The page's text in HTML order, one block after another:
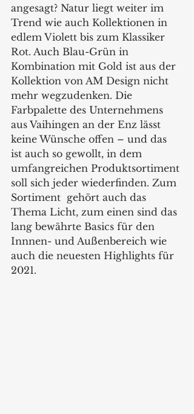
angesagt? Natur liegt weiter im
Trend wie auch Kollektionen in
edlem Violett bis zum Klassiker
Rot. Auch Blau-Grün in
Kombination mit Gold ist aus der
Kollektion von AM Design nicht
mehr wegzudenken. Die
Farbpalette des Unternehmens
aus Vaihingen an der Enz lässt
keine Wünsche offen – und das
ist auch so gewollt, in dem
umfangreichen Produktsortiment
soll sich jeder wiederfinden. Zum
Sortiment  gehört auch das
Thema Licht, zum einen sind das
lang bewährte Basics für den
Innnen- und Außenbereich wie
auch die neuesten Highlights für
2021.